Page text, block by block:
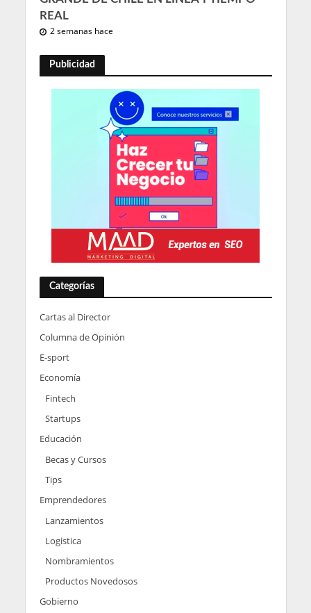
REAL
2 semanas hace
Publicidad
Categorías
Cartas al Director
Columna de Opinión
E-sport
Economía
Fintech
Startups
Educación
Becas y Cursos
Tips
Emprendedores
Lanzamientos
Logistica
Nombramientos
Productos Novedosos
Gobierno